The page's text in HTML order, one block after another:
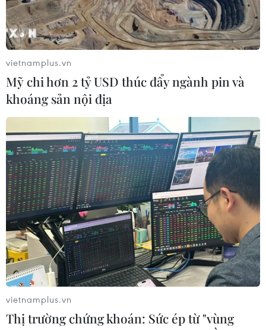
kể. Những pha bóng dồn ép chỉ thực sự tới ở thời điểm cuối
trận khi Nhật Bản chơi chậm lại để bảo toàn tỷ số. (Ảnh:
PV/Vietnam+)
vietnamplus.vn
Mỹ chi hơn 2 tỷ USD thúc đẩy ngành pin và
khoáng sản nội địa
vietnamplus.vn
Thị trường chứng khoán: Sức ép từ "vùng